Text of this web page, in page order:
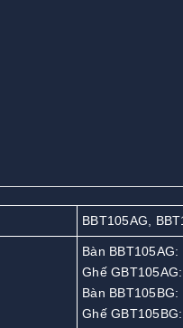
BBT105AG,
Bàn
Ghế
Bàn
Ghế